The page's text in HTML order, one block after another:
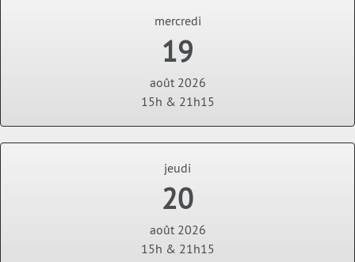
mercredi
19
août 2026
15h & 21h15
jeudi
20
août 2026
15h & 21h15